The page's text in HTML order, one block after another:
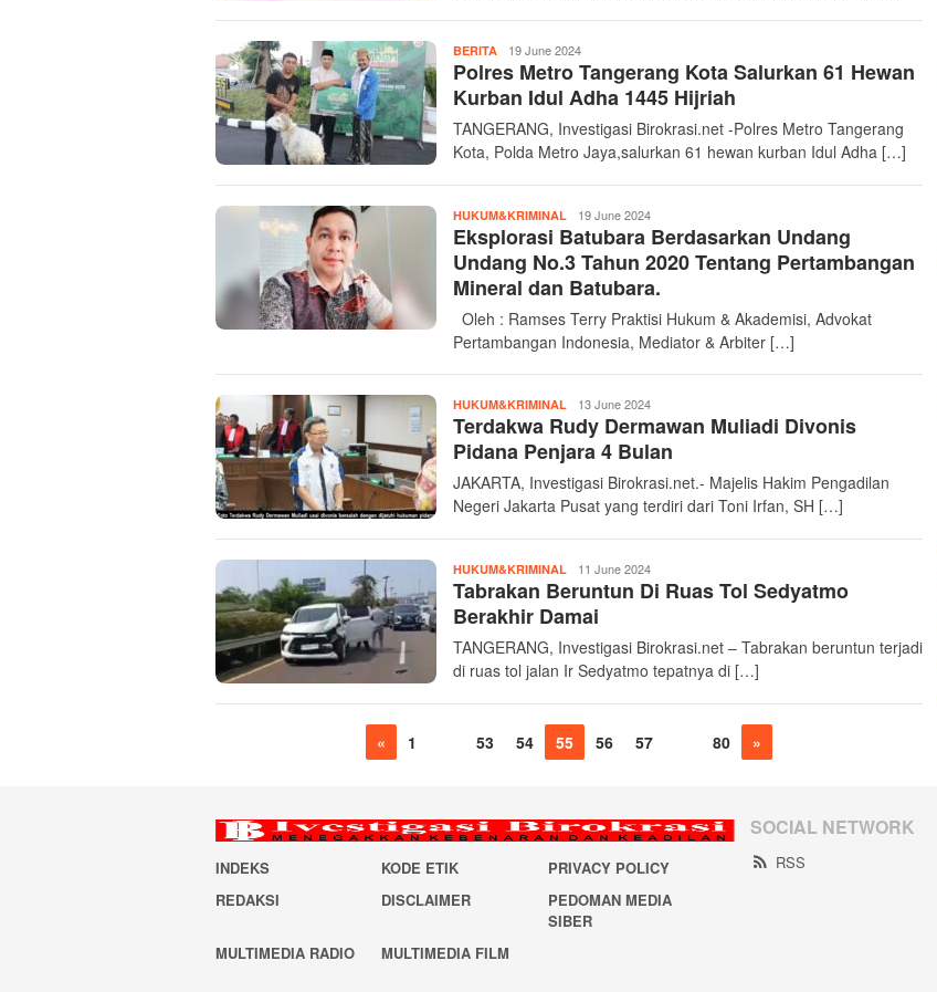
BERITA InvestigasiBirokrasi
19 June 2024
Polres Metro Tangerang Kota Salurkan 61 Hewan
Kurban Idul Adha 1445 Hijriah
TANGERANG, Investigasi Birokrasi.net -Polres Metro Tangerang
Kota, Polda Metro Jaya,salurkan 61 hewan kurban Idul Adha […]
HUKUM&KRIMINAL InvestigasiBirokrasi
19 June 2024
Eksplorasi Batubara Berdasarkan Undang
Undang No.3 Tahun 2020 Tentang Pertambangan
Mineral dan Batubara.
Oleh : Ramses Terry Praktisi Hukum & Akademisi, Advokat
Pertambangan Indonesia, Mediator & Arbiter […]
HUKUM&KRIMINAL InvestigasiBirokrasi
13 June 2024
Terdakwa Rudy Dermawan Muliadi Divonis
Pidana Penjara 4 Bulan
JAKARTA, Investigasi Birokrasi.net.- Majelis Hakim Pengadilan
Negeri Jakarta Pusat yang terdiri dari Toni Irfan, SH […]
HUKUM&KRIMINAL InvestigasiBirokrasi
11 June 2024
Tabrakan Beruntun Di Ruas Tol Sedyatmo
Berakhir Damai
TANGERANG, Investigasi Birokrasi.net – Tabrakan beruntun terjadi
di ruas tol jalan Ir Sedyatmo tepatnya di […]
« 1 53 54 55 56 57 80 »
INDEKS KODE ETIK
PRIVACY POLICY
REDAKSI
DISCLAIMER
PEDOMAN MEDIA
SIBER
MULTIMEDIA RADIO
MULTIMEDIA FILM
SOCIAL NETWORK
RSS